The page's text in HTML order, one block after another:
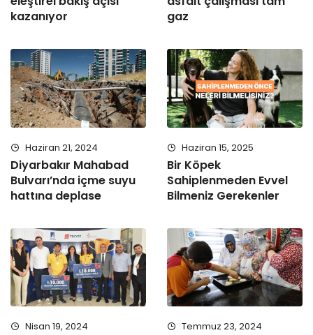
kazanıyor
gaz
Haziran 21, 2024
Diyarbakır Mahabad
Bulvarı’nda içme suyu
hattına deplase
Haziran 15, 2025
Bir Köpek
Sahiplenmeden Evvel
Bilmeniz Gerekenler
Nisan 19, 2024 Temmuz 23, 2024